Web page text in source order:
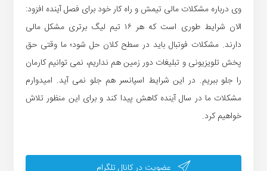
وی درباره مشکلات مالی تیمش و راه کار خود برای فصل آینده افزود:
الان شرایط طوری است که هر ۱۶ تیم لیگ برتری مشکل مالی
دارند. مشکلات فوتبال باید در سطح کلان حل شود؛ ما وقتی حق
پخش تلویزیونی و تبلیغات دور زمین هم نداریم، نمی توانیم کارمان
را جلو ببریم. در این شرایط اسپانسر هم جلو نمی آید. امیدوارم
مشکلات ما در سال آینده کاهش پیدا کند و برای این منظور تلاش
خواهیم کرد.
عضویت در کانال تلگرام